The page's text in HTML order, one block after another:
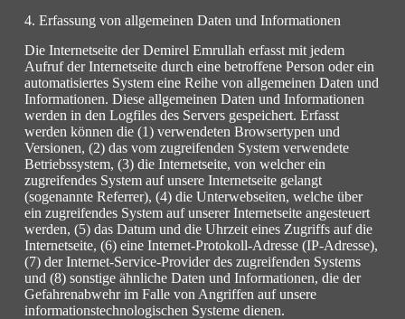
4. Erfassung von allgemeinen Daten und Informationen
Die Internetseite der Demirel Emrullah erfasst mit jedem
Aufruf der Internetseite durch eine betroffene Person oder ein
automatisiertes System eine Reihe von allgemeinen Daten und
Informationen. Diese allgemeinen Daten und Informationen
werden in den Logfiles des Servers gespeichert. Erfasst
werden können die (1) verwendeten Browsertypen und
Versionen, (2) das vom zugreifenden System verwendete
Betriebssystem, (3) die Internetseite, von welcher ein
zugreifendes System auf unsere Internetseite gelangt
(sogenannte Referrer), (4) die Unterwebseiten, welche über
ein zugreifendes System auf unserer Internetseite angesteuert
werden, (5) das Datum und die Uhrzeit eines Zugriffs auf die
Internetseite, (6) eine Internet-Protokoll-Adresse (IP-Adresse),
(7) der Internet-Service-Provider des zugreifenden Systems
und (8) sonstige ähnliche Daten und Informationen, die der
Gefahrenabwehr im Falle von Angriffen auf unsere
informationstechnologischen Systeme dienen.